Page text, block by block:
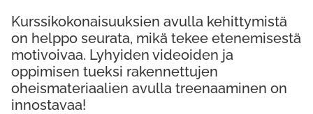
Kurssikokonaisuuksien avulla kehittymistä
on helppo seurata, mikä tekee etenemisestä
motivoivaa. Lyhyiden videoiden ja
oppimisen tueksi rakennettujen
oheismateriaalien avulla treenaaminen on
innostavaa!